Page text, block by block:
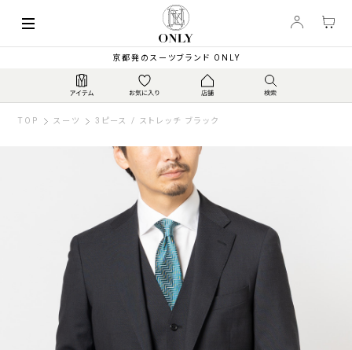
京都発のスーツブランド ONLY
TOP スーツ 3ピース / ストレッチ ブラック